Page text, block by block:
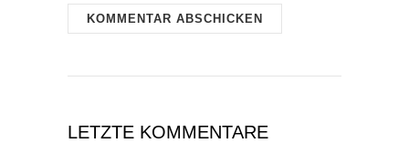
LETZTE KOMMENTARE